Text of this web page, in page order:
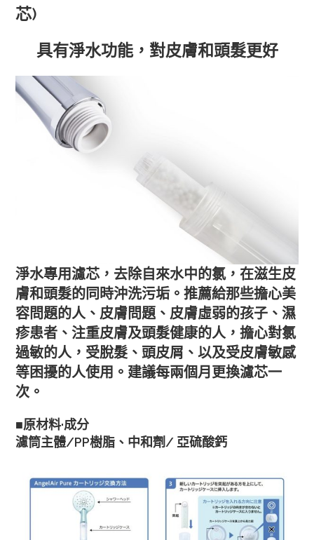
濾
芯)
具有淨水功能，對皮膚和頭髮更好
淨水專用濾芯，去除自來水中的氯，在滋生皮
膚和頭髮的同時沖洗污垢。推薦給那些擔心美
容問題的人、皮膚問題、皮膚虛弱的孩子、濕
疹患者、注重皮膚及頭髮健康的人，擔心對氯
過敏的人，受脫髮、頭皮屑、以及受皮膚敏感
等困擾的人使用。建議每兩個月更換濾芯一
次。
■原材料·成分
濾筒主體/PP樹脂、中和劑/ 亞硫酸鈣